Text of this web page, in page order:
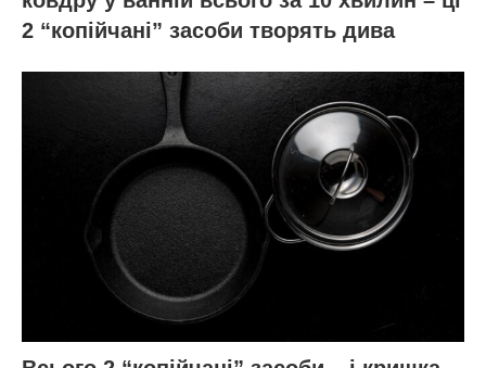
2 “копійчані” засоби творять дива